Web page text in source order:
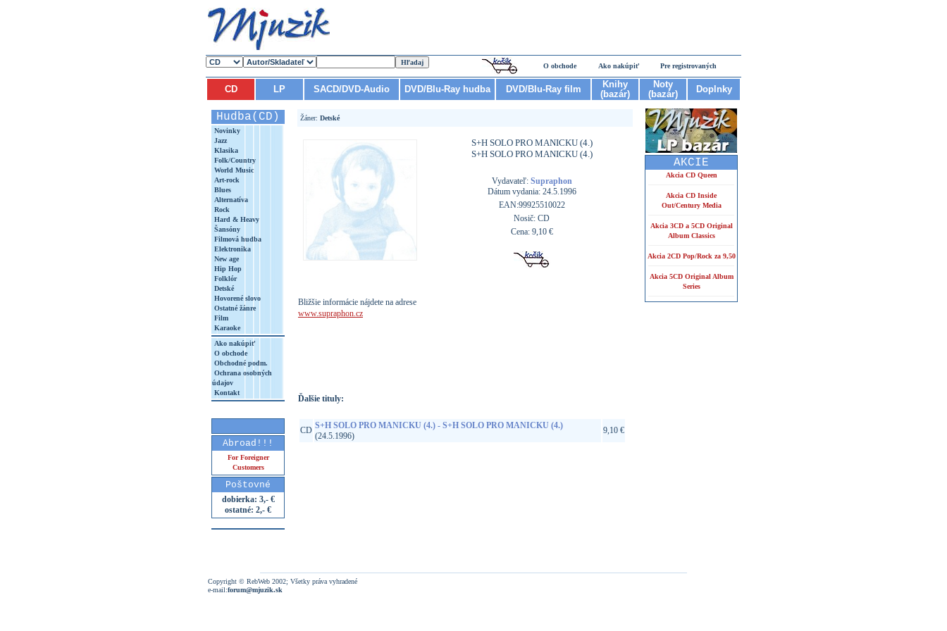
O obchode Ako nakúpiť Pre registrovaných
CD LP SACD/DVD-Audio DVD/Blu-Ray hudba DVD/Blu-Ray film
Knihy
(bazár)
Noty
(bazár)
Doplnky
Hudba(CD)
Novinky
Jazz
Klasika
Folk/Country
World Music
Art-rock
Blues
Alternatíva
Rock
Hard & Heavy
Šansóny
Filmová hudba
Elektronika
New age
Hip Hop
Folklór
Detské
Hovorené slovo
Ostatné žánre
Film
Karaoke
Ako nakúpiť
O obchode
Obchodné podm.
Ochrana osobných
údajov
Kontakt
Abroad!!!
For Foreigner
Customers
Poštovné
dobierka: 3,- €
ostatné: 2,- €
Žáner: Detské
S+H SOLO PRO MANICKU (4.)
S+H SOLO PRO MANICKU (4.)
Vydavateľ: Supraphon
Dátum vydania: 24.5.1996
EAN:99925510022
Nosič: CD
Cena: 9,10 €
Bližšie informácie nájdete na adrese
www.supraphon.cz
Ďalšie tituly:
CD S+H SOLO PRO MANICKU (4.) - S+H SOLO PRO MANICKU (4.)
(24.5.1996)
9,10 €
AKCIE
Akcia CD Queen
Akcia CD Inside
Out/Century Media
Akcia 3CD a 5CD Original
Album Classics
Akcia 2CD Pop/Rock za 9,50
Akcia 5CD Original Album
Series
Copyright © RebWeb 2002; Všetky práva vyhradené
e-mail:forum@mjuzik.sk